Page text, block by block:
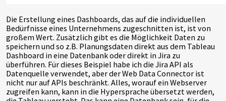
Die Erstellung eines Dashboards, das auf die individuellen
Bedürfnisse eines Unternehmens zugeschnitten ist, ist von
großem Wert. Zusätzlich gibt es die Möglichkeit Daten zu
speichern und so z.B. Planungsdaten direkt aus dem Tableau
Dashboard in eine Datenbank oder direkt in Jira zu
überführen. Für dieses Beispiel habe ich die Jira API als
Datenquelle verwendet, aber der Web Data Connector ist
nicht nur auf APIs beschränkt. Alles, worauf ein Webserver
zugreifen kann, kann in die Hypersprache übersetzt werden,